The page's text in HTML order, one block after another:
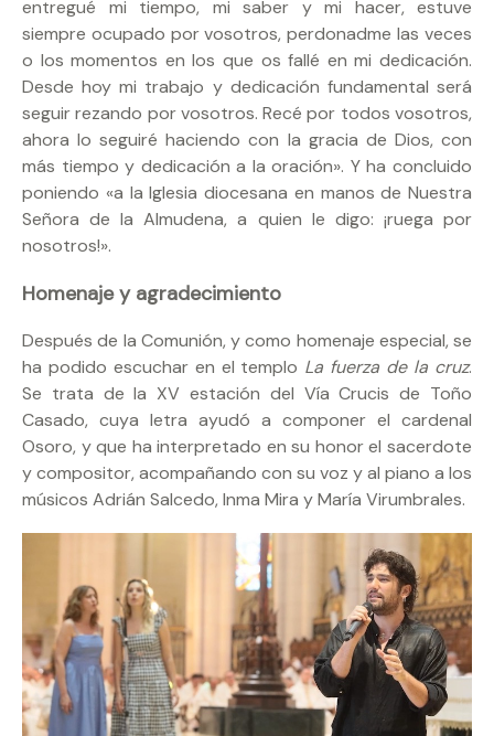
entregué mi tiempo, mi saber y mi hacer, estuve
siempre ocupado por vosotros, perdonadme las veces
o los momentos en los que os fallé en mi dedicación.
Desde hoy mi trabajo y dedicación fundamental será
seguir rezando por vosotros. Recé por todos vosotros,
ahora lo seguiré haciendo con la gracia de Dios, con
más tiempo y dedicación a la oración». Y ha concluido
poniendo «a la Iglesia diocesana en manos de Nuestra
Señora de la Almudena, a quien le digo: ¡ruega por
nosotros!».
Homenaje y agradecimiento
Después de la Comunión, y como homenaje especial, se
ha podido escuchar en el templo La fuerza de la cruz.
Se trata de la XV estación del Vía Crucis de Toño
Casado, cuya letra ayudó a componer el cardenal
Osoro, y que ha interpretado en su honor el sacerdote
y compositor, acompañando con su voz y al piano a los
músicos Adrián Salcedo, Inma Mira y María Virumbrales.